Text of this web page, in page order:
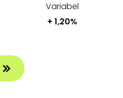
Variabel
+ 1,20%